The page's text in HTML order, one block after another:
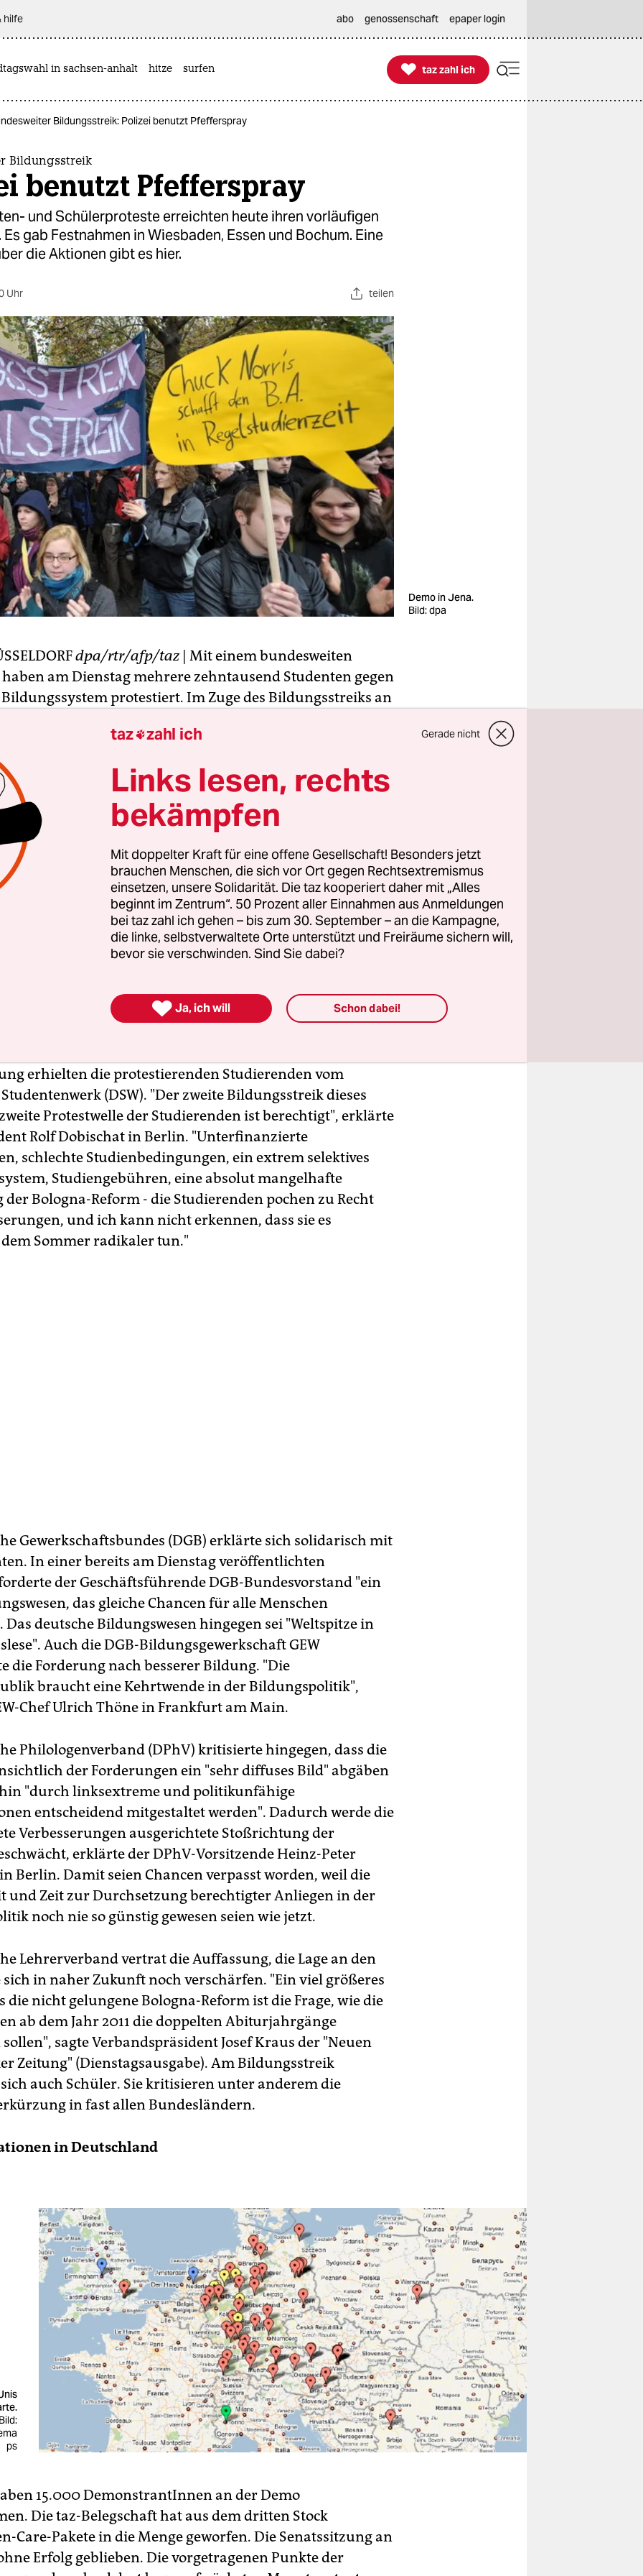
hilfe abo genossenschaft epaper login
in sachsen-anhalt hitze surfen 
taz zahl ich
taz zahl ich
Bildungsstreik: Polizei benutzt Pfefferspray
Bildungsstreik
benutzt Pfefferspray
und Schülerproteste erreichten heute ihren vorläufigen
gab Festnahmen in Wiesbaden, Essen und Bochum. Eine
die Aktionen gibt es hier.
Uhr teilen
Demo in Jena.
Bild: dpa
dpa/rtr/afp/taz | Mit einem bundesweiten
am Dienstag mehrere zehntausend Studenten gegen
protestiert. Im Zuge des Bildungsstreiks an
und Kundgebungen in mehr als 50 Städten.
waren unter anderem Berlin, München und Wiesbaden.
sollte nach Angaben einer Sprecherin des
Bündnisses den "Auftakt zu einem heißen Herbst"
gab es unter anderem in Köln, Hannover,
und Bonn. Weitere Proteste sind demnach während
November beginnenden Aktionswoche geplant. Am 10.
Studenten beim Treffen der
(KMK) in Bonn demonstrieren. Unter dem
nachsitzen" ist dabei eine Blockade am
im Sommer begonnene Bildungsstreik richtet sich vor
erhielten die protestierenden Studierenden vom
(DSW). "Der zweite Bildungsstreik dieses
Protestwelle der Studierenden ist berechtigt", erklärte
Rolf Dobischat in Berlin. "Unterfinanzierte
schlechte Studienbedingungen, ein extrem selektives
Studiengebühren, eine absolut mangelhafte
der Bologna-Reform - die Studierenden pochen zu Recht
und ich kann nicht erkennen, dass sie es
Sommer radikaler tun."
Gewerkschaftsbundes (DGB) erklärte sich solidarisch mit
In einer bereits am Dienstag veröffentlichten
der Geschäftsführende DGB-Bundesvorstand "ein
das gleiche Chancen für alle Menschen
deutsche Bildungswesen hingegen sei "Weltspitze in
Auch die DGB-Bildungsgewerkschaft GEW
die Forderung nach besserer Bildung. "Die
braucht eine Kehrtwende in der Bildungspolitik",
Chef Ulrich Thöne in Frankfurt am Main.
Philologenverband (DPhV) kritisierte hingegen, dass die
der Forderungen ein "sehr diffuses Bild" abgäben
"durch linksextreme und politikunfähige
entscheidend mitgestaltet werden". Dadurch werde die
Verbesserungen ausgerichtete Stoßrichtung der
erklärte der DPhV-Vorsitzende Heinz-Peter
Berlin. Damit seien Chancen verpasst worden, weil die
und Zeit zur Durchsetzung berechtigter Anliegen in der
noch nie so günstig gewesen seien wie jetzt.
Lehrerverband vertrat die Auffassung, die Lage an den
sich in naher Zukunft noch verschärfen. "Ein viel größeres
die nicht gelungene Bologna-Reform ist die Frage, wie die
ab dem Jahr 2011 die doppelten Abiturjahrgänge
sagte Verbandspräsident Josef Kraus der "Neuen
Zeitung" (Dienstagsausgabe). Am Bildungsstreik
auch Schüler. Sie kritisieren unter anderem die
in fast allen Bundesländern.
in Deutschland
Bild:
ps
15.000 DemonstrantInnen an der Demo
Die taz-Belegschaft hat aus dem dritten Stock
Care-Pakete in die Menge geworfen. Die Senatssitzung an
Erfolg geblieben. Die vorgetragenen Punkte der
taz zahl ich Gerade nicht
Links lesen, rechts
bekämpfen
Mit doppelter Kraft für eine offene Gesellschaft! Besonders jetzt
brauchen Menschen, die sich vor Ort gegen Rechtsextremismus
einsetzen, unsere Solidarität. Die taz kooperiert daher mit „Alles
beginnt im Zentrum“. 50 Prozent aller Einnahmen aus Anmeldungen
bei taz zahl ich gehen – bis zum 30. September – an die Kampagne,
die linke, selbstverwaltete Orte unterstützt und Freiräume sichern will,
bevor sie verschwinden. Sind Sie dabei?
 Ja, ich will Schon dabei!